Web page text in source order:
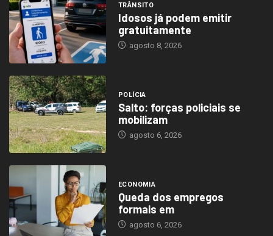
TRÂNSITO
Idosos já podem emitir
gratuitamente
agosto 8, 2026
POLÍCIA
Salto: forças policiais se
mobilizam
agosto 6, 2026
ECONOMIA
Queda dos empregos
formais em
agosto 6, 2026